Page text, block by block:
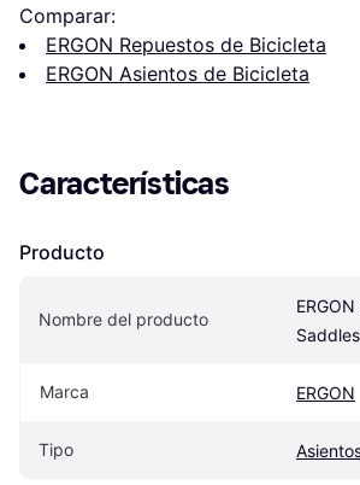
Comparar:
ERGON Repuestos de Bicicleta
ERGON Asientos de Bicicleta
Características
Producto
Nombre del producto
Saddles
Marca ERGON
Tipo